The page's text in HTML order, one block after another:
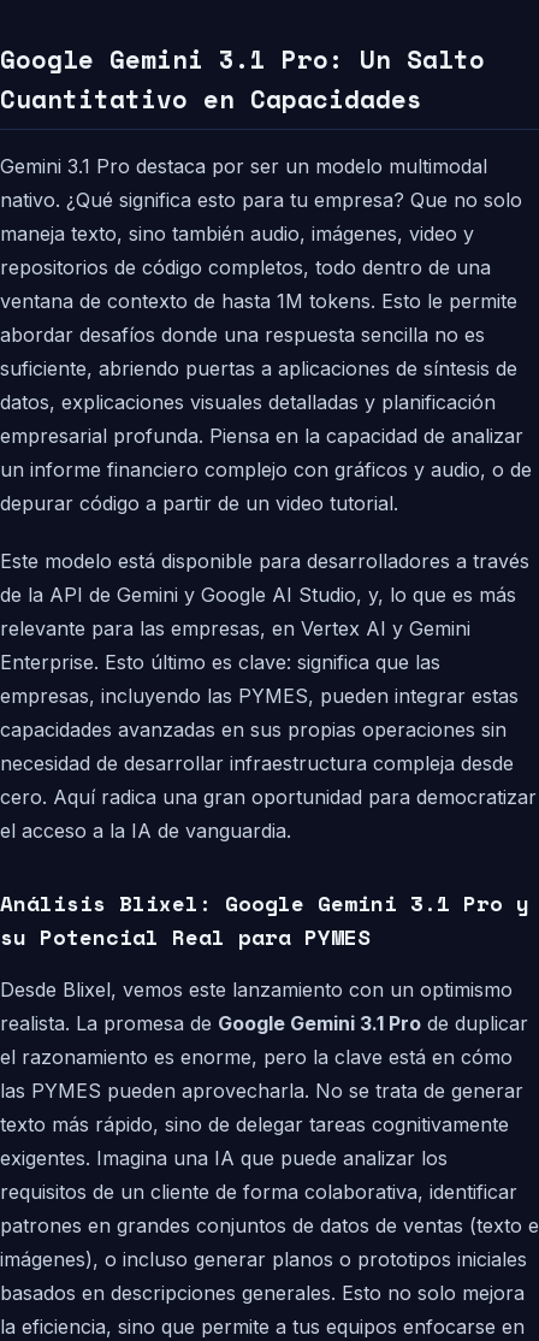
Google Gemini 3.1 Pro: Un Salto
Cuantitativo en Capacidades
Gemini 3.1 Pro destaca por ser un modelo multimodal
nativo. ¿Qué significa esto para tu empresa? Que no solo
maneja texto, sino también audio, imágenes, video y
repositorios de código completos, todo dentro de una
ventana de contexto de hasta 1M tokens. Esto le permite
abordar desafíos donde una respuesta sencilla no es
suficiente, abriendo puertas a aplicaciones de síntesis de
datos, explicaciones visuales detalladas y planificación
empresarial profunda. Piensa en la capacidad de analizar
un informe financiero complejo con gráficos y audio, o de
depurar código a partir de un video tutorial.
Este modelo está disponible para desarrolladores a través
de la API de Gemini y Google AI Studio, y, lo que es más
relevante para las empresas, en Vertex AI y Gemini
Enterprise. Esto último es clave: significa que las
empresas, incluyendo las PYMES, pueden integrar estas
capacidades avanzadas en sus propias operaciones sin
necesidad de desarrollar infraestructura compleja desde
cero. Aquí radica una gran oportunidad para democratizar
el acceso a la IA de vanguardia.
Análisis Blixel: Google Gemini 3.1 Pro y
su Potencial Real para PYMES
Desde Blixel, vemos este lanzamiento con un optimismo
realista. La promesa de Google Gemini 3.1 Pro de duplicar
el razonamiento es enorme, pero la clave está en cómo
las PYMES pueden aprovecharla. No se trata de generar
texto más rápido, sino de delegar tareas cognitivamente
exigentes. Imagina una IA que puede analizar los
requisitos de un cliente de forma colaborativa, identificar
patrones en grandes conjuntos de datos de ventas (texto e
imágenes), o incluso generar planos o prototipos iniciales
basados en descripciones generales. Esto no solo mejora
la eficiencia, sino que permite a tus equipos enfocarse en